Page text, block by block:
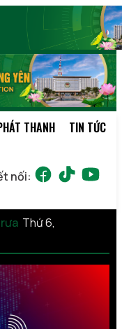
THANH TIN TỨC
nối:
Thứ 6,